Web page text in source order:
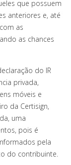
que possuem
anteriores e, até
as
as chances
do IR
privada,
móveis e
da Certisign,
uma
pois é
pela
do contribuinte.